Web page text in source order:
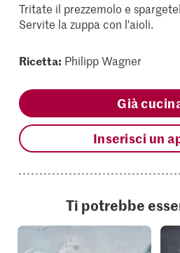
Tritate il prezzemolo e
Servite la zuppa con l'aioli.
Ricetta: Philipp Wagner
Già
Inserisci un
Ti potrebbe